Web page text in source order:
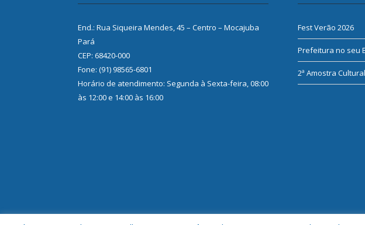
End.: Rua Siqueira Mendes, 45 – Centro – Mocajuba
Pará
CEP: 68420-000
Fone: (91) 98565-6801
Horário de atendimento: Segunda à Sexta-feira, 08:00
às 12:00 e 14:00 às 16:00
Fest Verão 2026
Prefeitura no seu
2ª Amostra